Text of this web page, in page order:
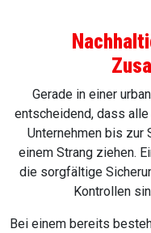
Gerade in einer
entscheidend, dass
Unternehmen bis zur
einem Strang ziehen.
die sorgfältige
Kontrollen
Bei einem bereits